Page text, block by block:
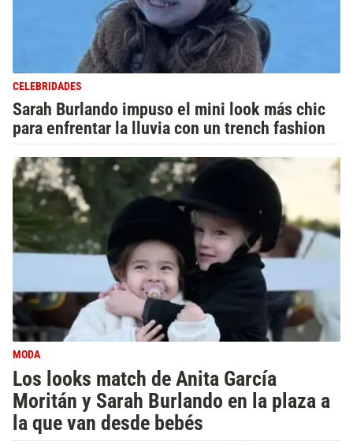
CELEBRIDADES
Sarah Burlando impuso el mini look más chic
para enfrentar la lluvia con un trench fashion
MODA
Los looks match de Anita García
Moritán y Sarah Burlando en la plaza a
la que van desde bebés